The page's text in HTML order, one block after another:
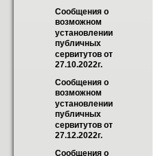
Сообщения о
возможном
установлении
публичных
сервитутов от
27.10.2022г.
Сообщения о
возможном
установлении
публичных
сервитутов от
27.12.2022г.
Сообщения о